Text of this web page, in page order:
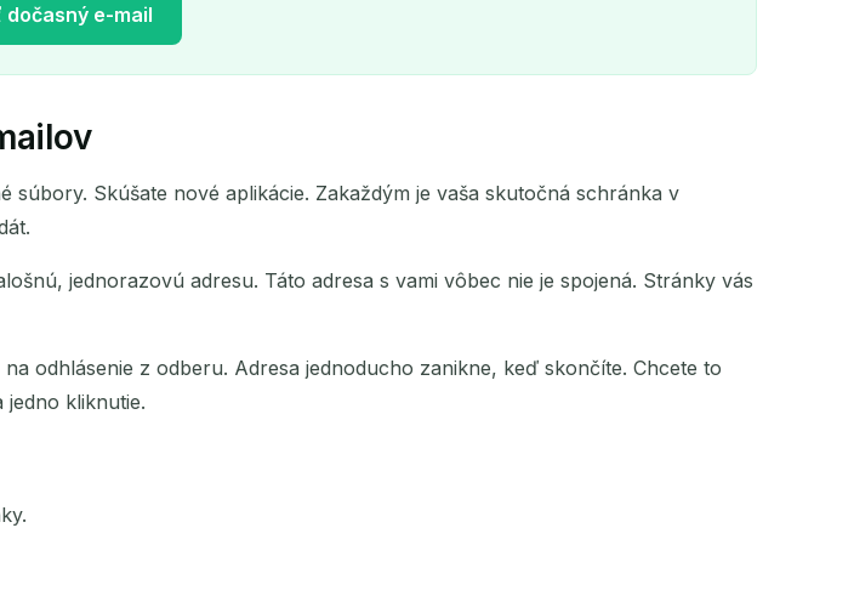
e-mail
mailová adresa:
za15sekundy
súbory. Skúšate nové aplikácie. Zakaždým je vaša skutočná schránka v
jednorazovú adresu. Táto adresa s vami vôbec nie je spojená. Stránky vás
odhlásenie z odberu. Adresa jednoducho zanikne, keď skončíte. Chcete to
kliknutie.